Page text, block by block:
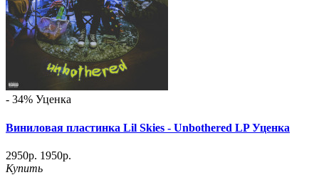
- 34% Уценка
Виниловая пластинка Lil Skies - Unbothered LP Уценка
2950р. 1950р.
Купить